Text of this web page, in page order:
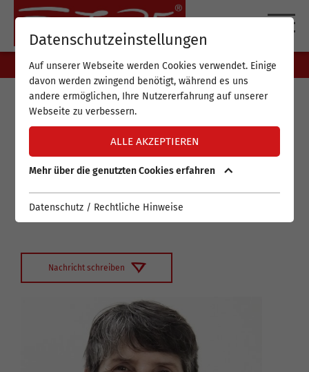
Nutzen Sie meine
Expertise für Ihr
Anliegen.
Gerne helfe ich Ihnen dabei, Ihre gewünschten Ziele zu
erreichen.
Nachricht schreiben
Datenschutzeinstellungen
Auf unserer Webseite werden Cookies verwendet. Einige
davon werden zwingend benötigt, während es uns
andere ermöglichen, Ihre Nutzererfahrung auf unserer
Webseite zu verbessern.
ALLE AKZEPTIEREN
Mehr über die genutzten Cookies erfahren
Datenschutz / Rechtliche Hinweise